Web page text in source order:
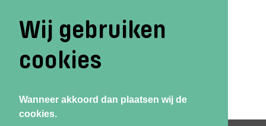
Wij gebruiken
cookies
Wanneer akkoord dan plaatsen wij de
cookies.
Email:
winsum.voterra@dcterra.nl